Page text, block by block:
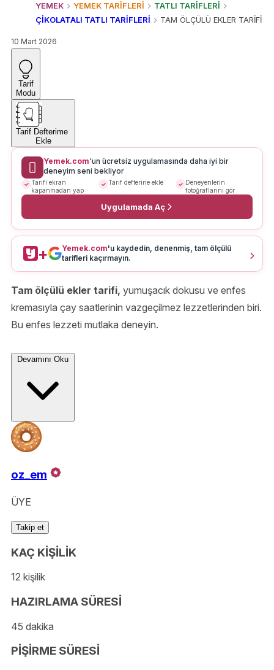
YEMEK YEMEK TARİFLERİ
TATLI TARİFLERİ
ÇİKOLATALI TATLI TARİFLERİ
TAM ÖLÇÜLÜ EKLER TARİFİ
10 Mart 2026
Tarif
Modu
Tarif Defterime
Ekle
Yemek.com'un ücretsiz uygulamasında daha iyi bir
deneyim seni bekliyor
Tarifi ekran
kapanmadan yap
Tarif defterine ekle
Deneyenlerin
fotoğraflarını gör
Uygulamada Aç
+ Yemek.com'u kaydedin, denenmiş, tam ölçülü
tarifleri kaçırmayın.
Tam ölçülü ekler tarifi, yumuşacık dokusu ve enfes
kremasıyla çay saatlerinin vazgeçilmez lezzetlerinden biri.
Bu enfes lezzeti mutlaka deneyin.
Devamını Oku
oz_em
ÜYE
Takip et
KAÇ KİŞİLİK
12 kişilik
HAZIRLAMA SÜRESİ
45 dakika
PİŞİRME SÜRESİ